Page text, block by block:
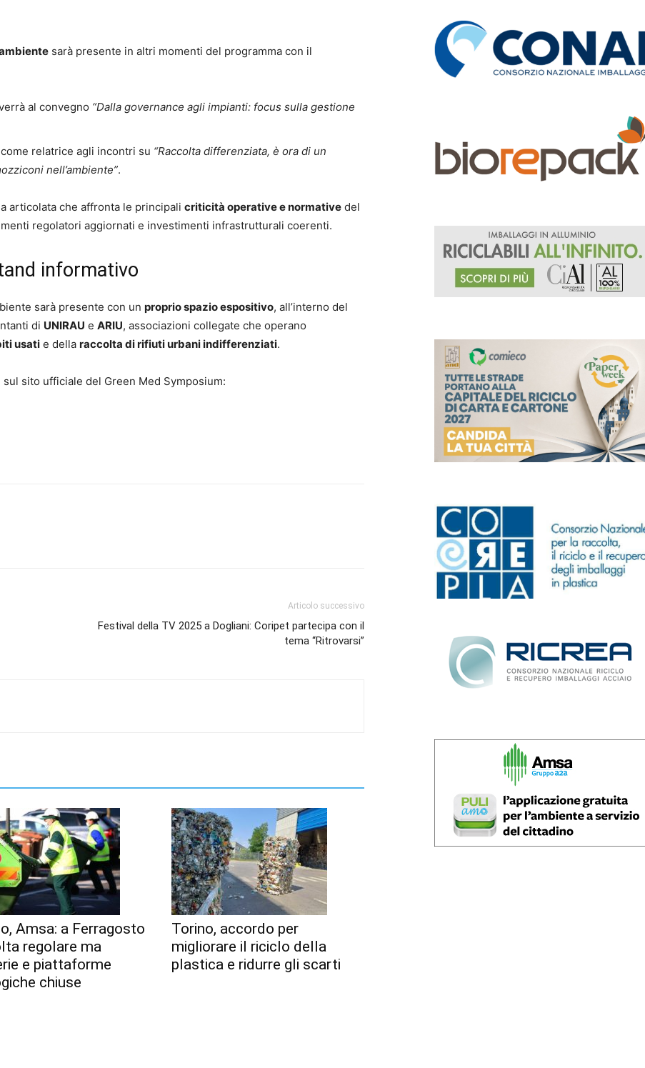
sarà presente in altri momenti del programma con il
al convegno “Dalla governance agli impianti: focus sulla gestione
relatrice agli incontri su “Raccolta differenziata, è ora di un
nell’ambiente”.
articolata che affronta le principali criticità operative e normative del
regolatori aggiornati e investimenti infrastrutturali coerenti.
informativo
sarà presente con un proprio spazio espositivo, all’interno del
di UNIRAU e ARIU, associazioni collegate che operano
usati e della raccolta di rifiuti urbani indifferenziati.
sito ufficiale del Green Med Symposium:
Articolo successivo
Festival della TV 2025 a Dogliani: Coripet partecipa con il
tema “Ritrovarsi”
Amsa: a Ferragosto
regolare ma
e piattaforme
chiuse
Torino, accordo per
migliorare il riciclo della
plastica e ridurre gli scarti